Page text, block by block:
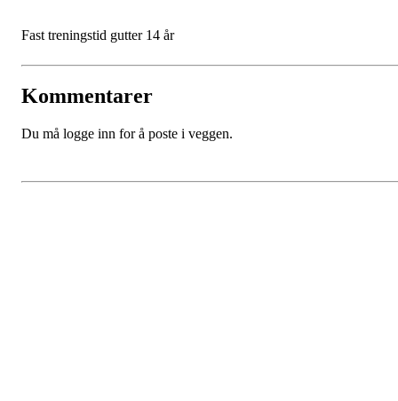
Fast treningstid gutter 14 år
Kommentarer
Du må logge inn for å poste i veggen.